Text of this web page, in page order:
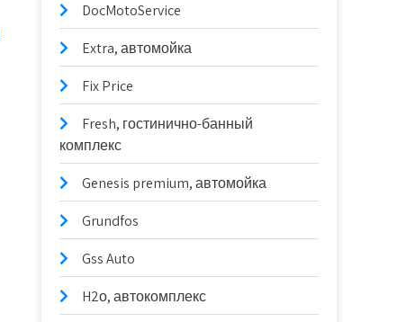
DocMotoService
Extra, автомойка
Fix Price
Fresh, гостинично-банный
комплекс
Genesis premium, автомойка
Grundfos
Gss Auto
H2о, автокомплекс